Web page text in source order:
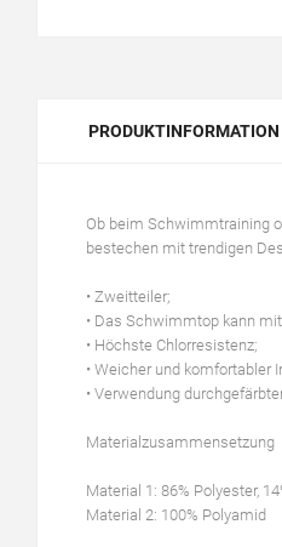
PRODUKTINFORMATION
Ob beim Schwimmtraining
bestechen mit trendigen
• Zweitteiler;
• Das Schwimmtop kann
• Höchste Chlorresistenz;
• Weicher und komfortabler
• Verwendung
Materialzusammensetzung
Material 1: 86% Polyester,
Material 2: 100% Polyamid